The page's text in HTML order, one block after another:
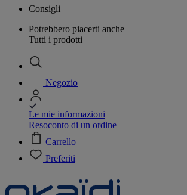
Consigli
Potrebbero piacerti anche
Tutti i prodotti
Negozio
Le mie informazioni
Resoconto di un ordine
Carrello
Preferiti